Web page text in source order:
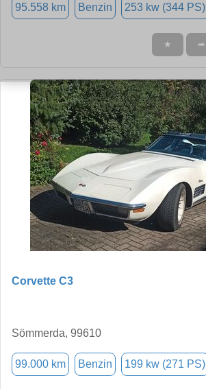
95.558 km Benzin 253 kw (344 PS)
★ ➦
Corvette C3
Sömmerda, 99610
99.000 km Benzin 199 kw (271 PS)